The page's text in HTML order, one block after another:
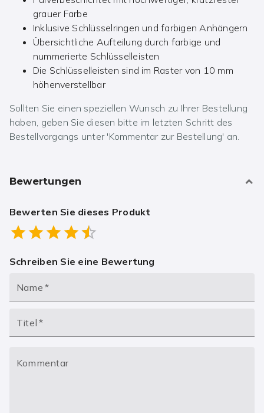
grauer Farbe
Inklusive Schlüsselringen und farbigen Anhängern
Übersichtliche Aufteilung durch farbige und
nummerierte Schlüsselleisten
Die Schlüsselleisten sind im Raster von 10 mm
höhenverstellbar
Sollten Sie einen speziellen Wunsch zu Ihrer Bestellung
haben, geben Sie diesen bitte im letzten Schritt des
Bestellvorgangs unter 'Kommentar zur Bestellung' an.
Bewertungen
Bewerten Sie dieses Produkt
0.5 Stars
1 Star1.5 Stars
2 Stars
2.5 Stars
3 Stars
3.5 Stars
4 Stars4.5 Stars
5 Stars
Schreiben Sie eine Bewertung
Name *
Titel *
Kommentar